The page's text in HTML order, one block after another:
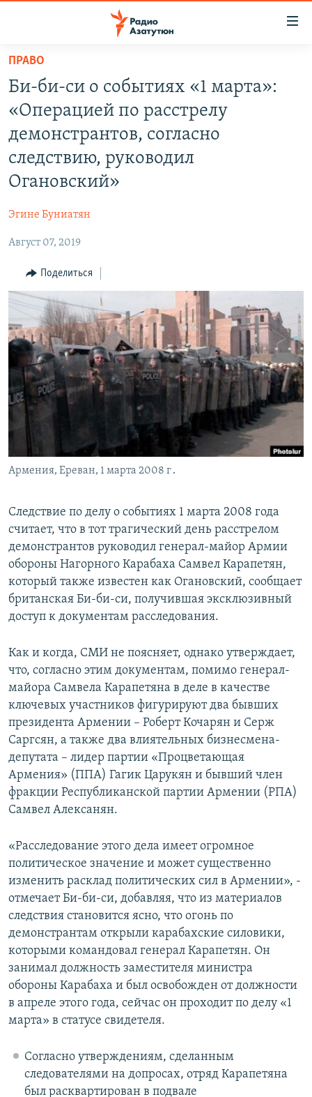
Перейти
основному
содержанию
основной
навигации
ГЛАВНАЯ
ПОЛИТИКА
ЭКОНОМИКА
НАГОРНЫЙ КАРАБАХ
КУЛЬТУРА
СПОРТ
АРХИВ
Հայերեն
English
Русский
Все сайты Радио Азатутюн
ПРАВО
Би-би-си о событиях «1 марта»:
«Операцией по расстрелу
демонстрантов, согласно
следствию, руководил
Огановский»
Эгине Буниатян
Август 07, 2019
Поделиться
Армения, Ереван, 1 марта 2008 г․
Следствие по делу о событиях 1 марта 2008 года
считает, что в тот трагический день расстрелом
демонстрантов руководил генерал-майор Армии
обороны Нагорного Карабаха Самвел Карапетян,
который также известен как Огановский, сообщает
британская Би-би-си, получившая эксклюзивный
доступ к документам расследования.
Как и когда, СМИ не поясняет, однако утверждает,
что, согласно этим документам, помимо генерал-
майора Самвела Карапетяна в деле в качестве
ключевых участников фигурируют два бывших
президента Армении – Роберт Кочарян и Серж
Саргсян, а также два влиятельных бизнесмена-
депутата – лидер партии «Процветающая
Армения» (ППА) Гагик Царукян и бывший член
фракции Республиканской партии Армении (РПА)
Самвел Алексанян.
«Расследование этого дела имеет огромное
политическое значение и может существенно
изменить расклад политических сил в Армении», -
отмечает Би-би-си, добавляя, что из материалов
следствия становится ясно, что огонь по
демонстрантам открыли карабахские силовики,
которыми командовал генерал Карапетян. Он
занимал должность заместителя министра
обороны Карабаха и был освобожден от должности
в апреле этого года, сейчас он проходит по делу «1
марта» в статусе свидетеля.
Согласно утверждениям, сделанным
следователями на допросах, отряд Карапетяна
был расквартирован в подвале